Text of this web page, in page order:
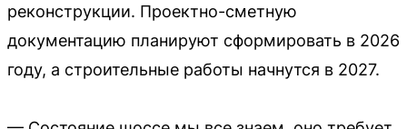
реконструкции. Проектно-сметную
документацию планируют сформировать в 2026
году, а строительные работы начнутся в 2027.